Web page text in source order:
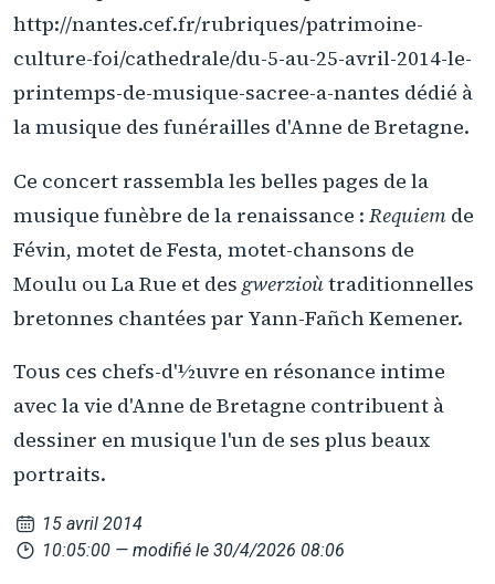
http://nantes.cef.fr/rubriques/patrimoine-
culture-foi/cathedrale/du-5-au-25-avril-2014-le-
printemps-de-musique-sacree-a-nantes dédié à
la musique des funérailles d'Anne de Bretagne.
Ce concert rassembla les belles pages de la
musique funèbre de la renaissance : Requiem de
Févin, motet de Festa, motet-chansons de
Moulu ou La Rue et des gwerzioùtraditionnelles
bretonnes chantées par Yann-Fañch Kemener.
Tous ces chefs-d'½uvre en résonance intime
avec la vie d'Anne de Bretagne contribuent à
dessiner en musique l'un de ses plus beaux
portraits.
15 avril 2014
10:05:00 — modifié le 30/4/2026 08:06